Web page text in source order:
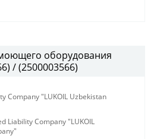
оборудования
/ (2500003566)
Company "LUKOIL Uzbekistan
Liability Company "LUKOIL